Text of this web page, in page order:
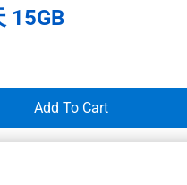
15GB
Add To Cart